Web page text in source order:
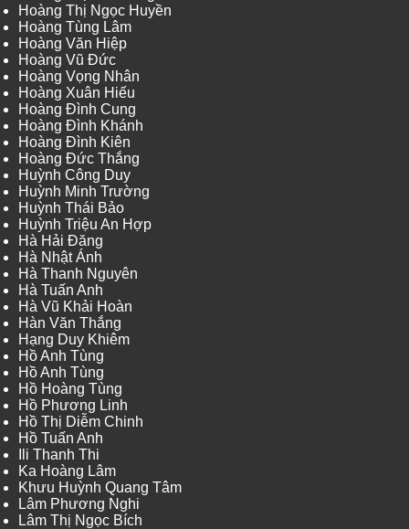
Hoàng Thị Ngọc Huyền
Hoàng Tùng Lâm
Hoàng Văn Hiệp
Hoàng Vũ Đức
Hoàng Vọng Nhân
Hoàng Xuân Hiếu
Hoàng Đình Cung
Hoàng Đình Khánh
Hoàng Đình Kiên
Hoàng Đức Thắng
Huỳnh Công Duy
Huỳnh Minh Trường
Huỳnh Thái Bảo
Huỳnh Triệu An Hợp
Hà Hải Đăng
Hà Nhật Ánh
Hà Thanh Nguyên
Hà Tuấn Anh
Hà Vũ Khải Hoàn
Hàn Văn Thắng
Hạng Duy Khiêm
Hồ Anh Tùng
Hồ Anh Tùng
Hồ Hoàng Tùng
Hồ Phương Linh
Hồ Thị Diễm Chinh
Hồ Tuấn Anh
Ili Thanh Thi
Ka Hoàng Lâm
Khưu Huỳnh Quang Tâm
Lâm Phương Nghi
Lâm Thị Ngọc Bích